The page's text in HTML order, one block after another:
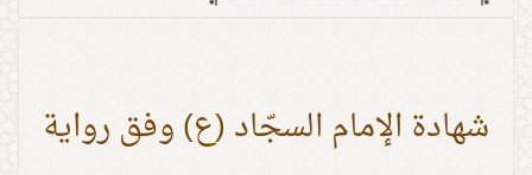
شهادة الإمام السجّاد (ع) وفق رواية